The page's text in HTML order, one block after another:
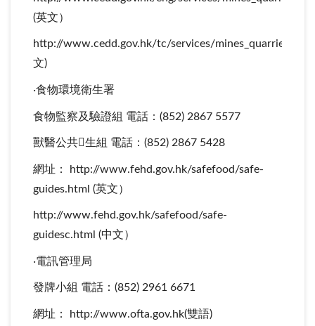
(英文）
http://www.cedd.gov.hk/tc/services/mines_quarries/
文)
‧食物環境衛生署
食物監察及驗證組 電話：(852) 2867 5577
獸醫公共生組 電話：(852) 2867 5428
網址： http://www.fehd.gov.hk/safefood/safe-
guides.html (英文）
http://www.fehd.gov.hk/safefood/safe-
guidesc.html (中文）
‧電訊管理局
發牌小組 電話：(852) 2961 6671
網址： http://www.ofta.gov.hk(雙語)